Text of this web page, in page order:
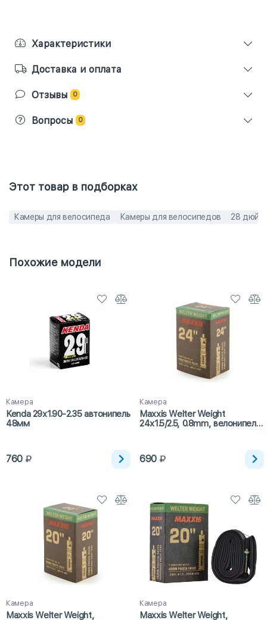
Характеристики
Доставка и оплата
Отзывы 0
Вопросы 0
Этот товар в подборках
Камеры для велосипеда Камеры для велосипедов 28
Похожие модели
Камера
Kenda 29х1.90-2.35 автонипель
48мм
760
Камера
Maxxis Welter Weight
24x1.5/2.5, 0.8mm, велонипель,
690
Камера
Maxxis Welter Weight,
Камера
Maxxis Welter Weight,